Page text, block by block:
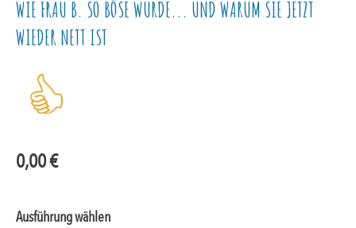
WIE FRAU B. SO BÖSE WURDE... UND WARUM SIE JETZT
WIEDER NETT IST
0,00€
Ausführung wählen